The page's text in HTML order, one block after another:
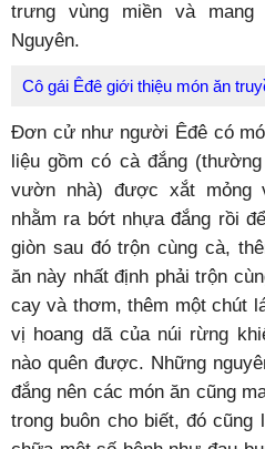
trưng vùng miền và
Nguyên.
Cô gái Êđê giới thiệu món ăn
Đơn cử như người Êđê có
liệu gồm có cà đắng
vườn nhà) được xắt mỏng
nhằm ra bớt nhựa đắng rồi
giòn sau đó trộn cùng cà,
ăn này nhất định phải trộn
cay và thơm, thêm một chút
vị hoang dã của núi rừng
nào quên được. Những
đắng nên các món ăn cũng
trong buôn cho biết, đó cũng